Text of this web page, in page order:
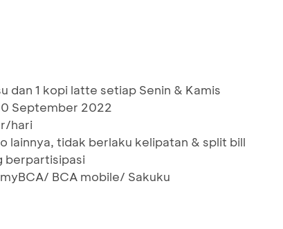
dan 1 kopi latte setiap Senin & Kamis
September 2022
hari
lainnya, tidak berlaku kelipatan & split bill
berpartisipasi
BCA mobile/ Sakuku